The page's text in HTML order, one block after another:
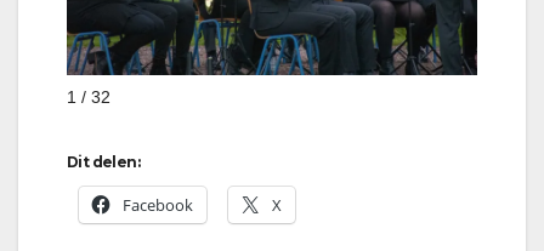
1 / 32
Dit delen:
Facebook X